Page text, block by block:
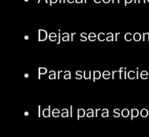
Dejar secar
Para
Ideal para